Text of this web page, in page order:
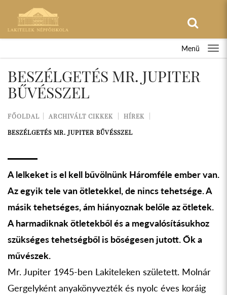
Menü
BESZÉLGETÉS MR. JUPITER
BŰVÉSSZEL
FŐOLDAL ARCHIVÁLT CIKKEK
HÍREK
BESZÉLGETÉS MR. JUPITER BŰVÉSSZEL
A lelkeket is el kell bűvölnünk Háromféle ember van.
Az egyik tele van ötletekkel, de nincs tehetsége. A
másik tehetséges, ám hiányoznak belőle az ötletek.
A harmadiknak ötletekből és a megvalósításukhoz
szükséges tehetségből is bőségesen jutott. Ők a
művészek.
Mr. Jupiter 1945-ben Lakiteleken született. Molnár
Gergelyként anyakönyvezték és nyolc éves koráig